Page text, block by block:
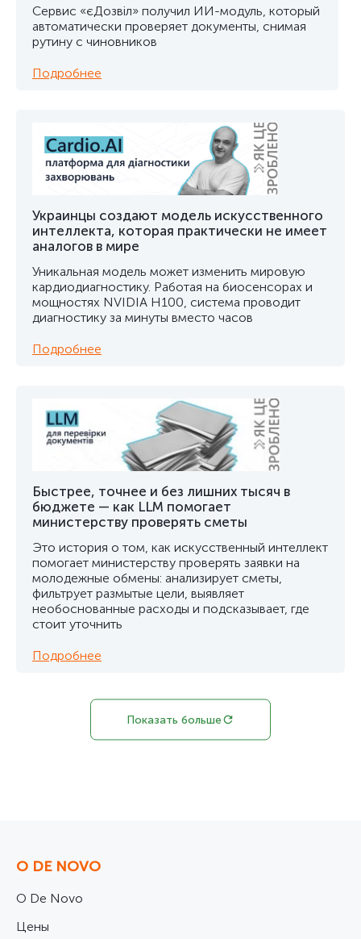
Сервис «єДозвіл» получил ИИ-модуль, который
автоматически проверяет документы, снимая
рутину с чиновников
Подробнее
Украинцы создают модель искусственного
интеллекта, которая практически не имеет
аналогов в мире
Уникальная модель может изменить мировую
кардиодиагностику. Работая на биосенсорах и
мощностях NVIDIA H100, система проводит
диагностику за минуты вместо часов
Подробнее
Быстрее, точнее и без лишних тысяч в
бюджете — как LLM помогает
министерству проверять сметы
Это история о том, как искусственный интеллект
помогает министерству проверять заявки на
молодежные обмены: анализирует сметы,
фильтрует размытые цели, выявляет
необоснованные расходы и подсказывает, где
стоит уточнить
Подробнее
Показать больше
О DE NOVO
О De Novo
Цены